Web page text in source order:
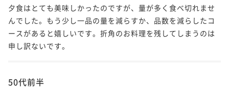
夕食はとても美味しかったのですが、量が多く食べ切れませ
んでした。もう少し一品の量を減らすか、品数を減らしたコ
ースがあると嬉しいです。折角のお料理を残してしまうのは
申し訳ないです。
50代前半